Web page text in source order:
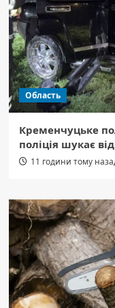
Область
Кременчуцьке
поліція шукає
11 години тому